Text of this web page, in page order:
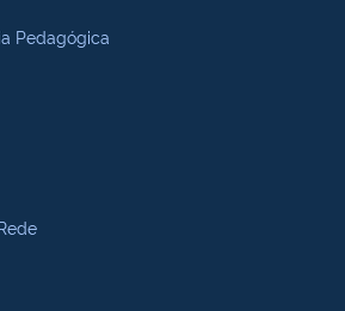
Pedagógica